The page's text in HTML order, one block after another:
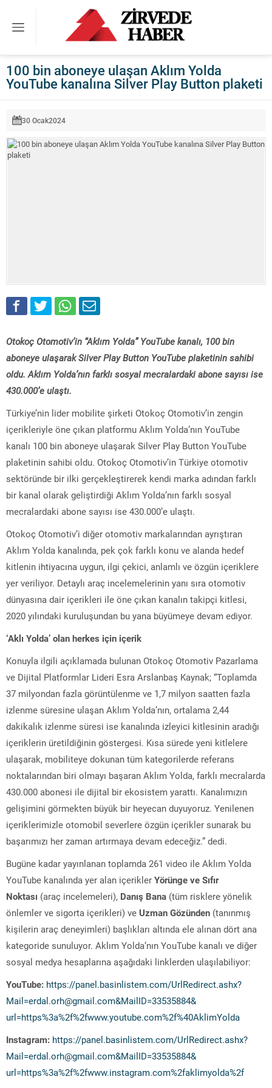
100 bin aboneye ulaşan Aklım Yolda
YouTube kanalına Silver Play Button plaketi
30 Ocak2024
Otokoç Otomotiv’in “Aklım Yolda” YouTube kanalı, 100 bin
aboneye ulaşarak Silver Play Button YouTube plaketinin sahibi
oldu. Aklım Yolda’nın farklı sosyal mecralardaki abone sayısı ise
430.000’e ulaştı.
Türkiye’nin lider mobilite şirketi Otokoç Otomotiv’in zengin
içerikleriyle öne çıkan platformu Aklım Yolda’nın YouTube
kanalı 100 bin aboneye ulaşarak Silver Play Button YouTube
plaketinin sahibi oldu. Otokoç Otomotiv’in Türkiye otomotiv
sektöründe bir ilki gerçekleştirerek kendi marka adından farklı
bir kanal olarak geliştirdiği Aklım Yolda’nın farklı sosyal
mecralardaki abone sayısı ise 430.000’e ulaştı.
Otokoç Otomotiv’i diğer otomotiv markalarından ayrıştıran
Aklım Yolda kanalında, pek çok farklı konu ve alanda hedef
kitlenin ihtiyacına uygun, ilgi çekici, anlamlı ve özgün içeriklere
yer veriliyor. Detaylı araç incelemelerinin yanı sıra otomotiv
dünyasına dair içerikleri ile öne çıkan kanalın takipçi kitlesi,
2020 yılındaki kuruluşundan bu yana büyümeye devam ediyor.
‘Aklı Yolda’ olan herkes için içerik
Konuyla ilgili açıklamada bulunan Otokoç Otomotiv Pazarlama
ve Dijital Platformlar Lideri Esra Arslanbaş Kaynak; “Toplamda
37 milyondan fazla görüntülenme ve 1,7 milyon saatten fazla
izlenme süresine ulaşan Aklım Yolda’nın, ortalama 2,44
dakikalık izlenme süresi ise kanalında izleyici kitlesinin aradığı
içeriklerin üretildiğinin göstergesi. Kısa sürede yeni kitlelere
ulaşarak, mobiliteye dokunan tüm kategorilerde referans
noktalarından biri olmayı başaran Aklım Yolda, farklı mecralarda
430.000 abonesi ile dijital bir ekosistem yarattı. Kanalımızın
gelişimini görmekten büyük bir heyecan duyuyoruz. Yenilenen
içeriklerimizle otomobil severlere özgün içerikler sunarak bu
başarımızı her zaman artırmaya devam edeceğiz.” dedi.
Bugüne kadar yayınlanan toplamda 261 video ile Aklım Yolda
YouTube kanalında yer alan içerikler Yörünge ve Sıfır
Noktası (araç incelemeleri), Danış Bana (tüm risklere yönelik
önlemler ve sigorta içerikleri) ve Uzman Gözünden (tanınmış
kişilerin araç deneyimleri) başlıkları altında ele alınan dört ana
kategoride sunuluyor. Aklım Yolda’nın YouTube kanalı ve diğer
sosyal medya hesaplarına aşağıdaki linklerden ulaşılabiliyor:
YouTube: https://panel.basinlistem.com/UrlRedirect.ashx?
Mail=erdal.orh@gmail.com&MailID=33535884&
url=https%3a%2f%2fwww.youtube.com%2f%40AklimYolda
Instagram: https://panel.basinlistem.com/UrlRedirect.ashx?
Mail=erdal.orh@gmail.com&MailID=33535884&
url=https%3a%2f%2fwww.instagram.com%2faklimyolda%2f